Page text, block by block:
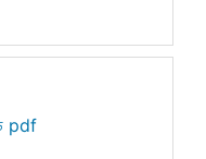
pdf